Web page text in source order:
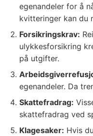
egenandeler for å
kvitteringer kan du
Forsikringskrav:
ulykkesforsikring
på utgifter.
egenandeler. Da
Skattefradrag:
skattefradrag ved
Klagesaker: Hvis